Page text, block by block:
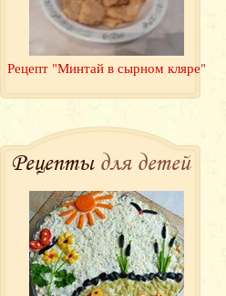
Рецепт "Минтай в сырном кляре"
Рецепты для детей